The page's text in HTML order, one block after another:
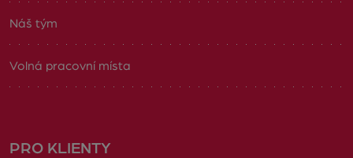
Náš tým
Volná pracovní místa
PRO KLIENTY